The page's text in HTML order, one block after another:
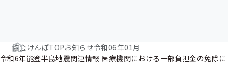
協会けんぽTOPお知らせ令和06年01月
令和6年能登半島地震関連情報 医療機関における一部負担金の免除に